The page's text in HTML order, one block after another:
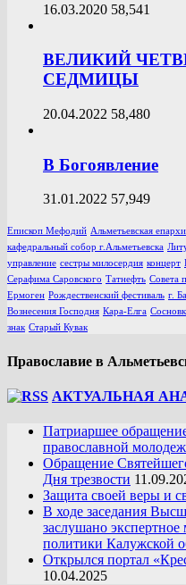
16.03.2020 58,541
ВЕЛИКИЙ
СЕДМИЦЫ
20.04.2022 58,480
В Богоявление
31.01.2022 57,949
Епископ Мефодий Альметьевская
кафедральный собор г.Альметьевска
управление сестры милосердия концерт
Серафима Саровского Татнефть Совета
Ермоген Рождественский фестиваль г.
Вознесения Господня Кара-Елга
знак Старый Кувак
Православие в
АКТУАЛЬНАЯ
Патриаршее
православной
Обращение
Дня трезвости
Защита своей веры и
В ходе заседания
заслушано
политики Калужской
Открылся портал
10.04.2025